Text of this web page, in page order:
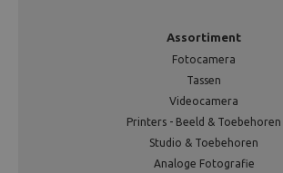
Assortiment
Fotocamera
Tassen
Videocamera
Printers - Beeld & Toebehoren
Studio & Toebehoren
Analoge Fotografie